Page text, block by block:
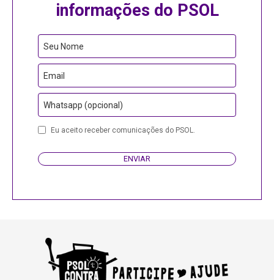
informações do PSOL
Seu Nome
Email
Whatsapp (opcional)
PhoneEu aceito receber comunicações do PSOL.
ENVIAR